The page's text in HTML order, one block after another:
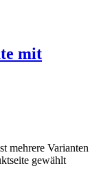
mit
mehrere Varianten
gewählt